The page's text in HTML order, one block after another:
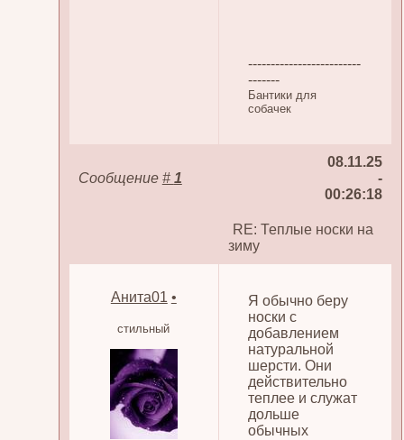
-------------------------
-------
Бантики для
собачек
Сообщение # 1
08.11.25
-
00:26:18
RE: Теплые носки на
зиму
Анита01 •
стильный
Я обычно беру
носки с
добавлением
натуральной
шерсти. Они
действительно
теплее и служат
дольше
обычных